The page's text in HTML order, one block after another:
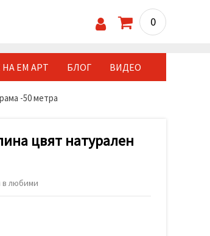
0
ЕМ АРТ БЛОГ ВИДЕО
-50 метра
цвят натурален
в любими